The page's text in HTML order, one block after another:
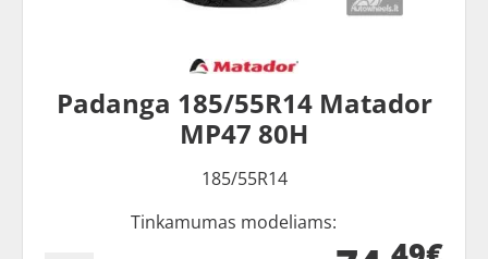
Padanga 185/55R14 Matador
MP47 80H
185/55R14
Tinkamumas modeliams: